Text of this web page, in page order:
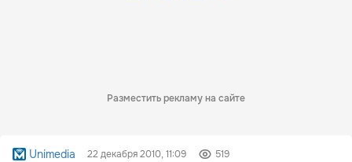
Разместить рекламу на сайте
Unimedia 22 декабря 2010, 11:09 519